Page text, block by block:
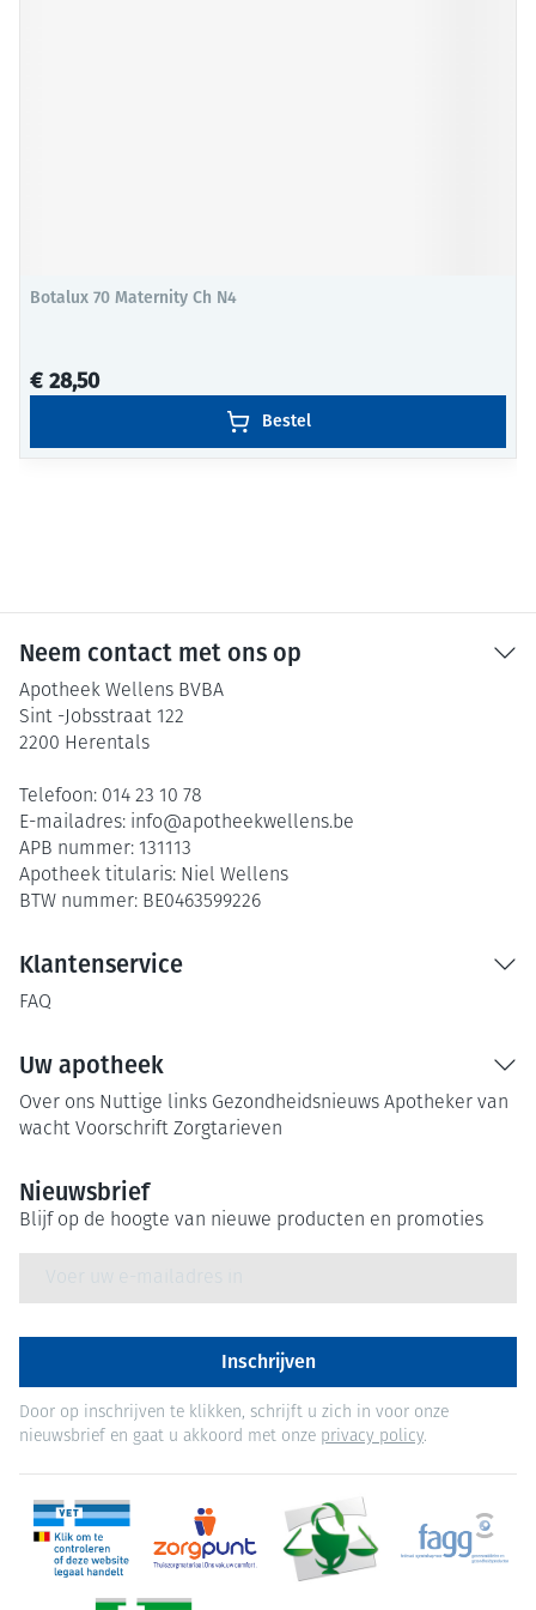
Botalux 70 Maternity Ch N4
€ 28,50
Bestel
Neem contact met ons op
Apotheek Wellens BVBA
Sint -Jobsstraat 122
2200 Herentals
Telefoon: 014 23 10 78
E-mailadres: info@apotheekwellens.be
APB nummer: 131113
Apotheek titularis: Niel Wellens
BTW nummer: BE0463599226
Klantenservice
FAQ
Uw apotheek
Over ons Nuttige links Gezondheidsnieuws Apotheker van
wacht Voorschrift Zorgtarieven
Nieuwsbrief
Blijf op de hoogte van nieuwe producten en promoties
Inschrijven
Door op inschrijven te klikken, schrijft u zich in voor onze
nieuwsbrief en gaat u akkoord met onze privacy policy.